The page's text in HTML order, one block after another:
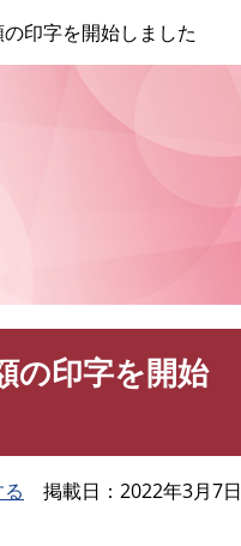
印字を開始しました
の印字を開始
掲載日 2022年3月7日